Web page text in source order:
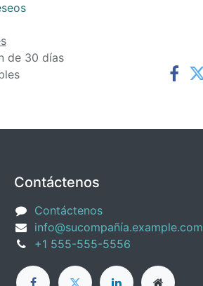
de 30 días
Contáctenos
Contáctenos
info@sucompañía.example.com
+1 555-555-5556